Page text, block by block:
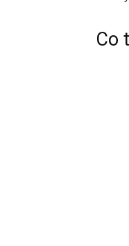
Co